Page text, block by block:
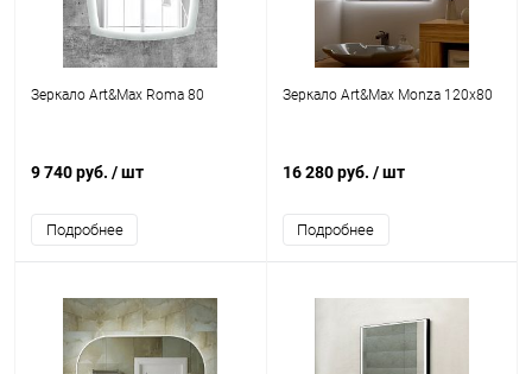
Зеркало Art&Max Roma 80
9 740 руб. / шт
Подробнее
Зеркало Art&Max Monza 120х80
16 280 руб. / шт
Подробнее